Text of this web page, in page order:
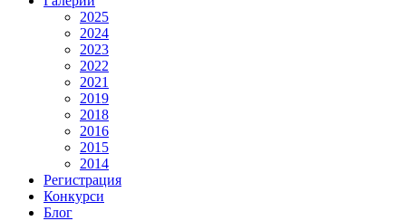
2025
2024
2023
2022
2021
2019
2018
2016
2015
2014
Регистрация
Конкурси
Блог